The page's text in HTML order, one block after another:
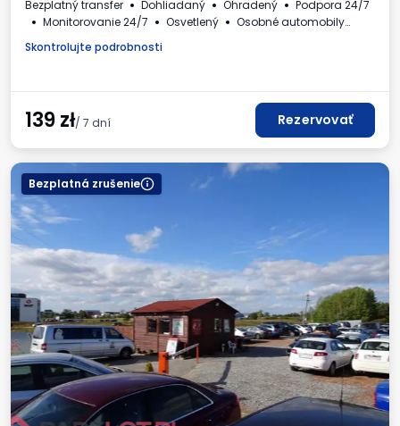
Bezplatný transfer Dohliadaný Ohradený
Podpora 24/7
Monitorovanie 24/7
Osvetlený
Osobné automobily
Skontrolujte podrobnosti
139zł/ 7 dní Rezervovať
Bezplatná zrušenie